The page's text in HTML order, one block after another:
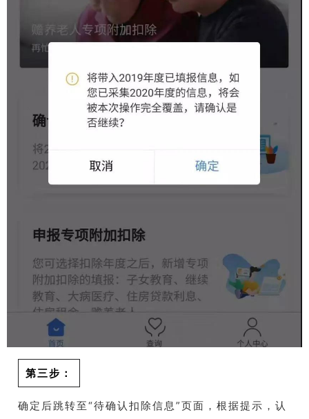
第三步：
确定后跳转至“待确认扣除信息”页面，根据提示，认